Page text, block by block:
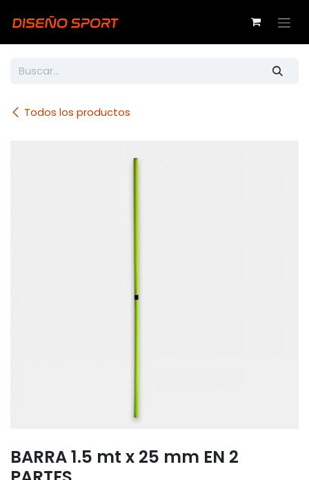
Todos los productos
BARRA 1.5 mt x 25 mm EN 2